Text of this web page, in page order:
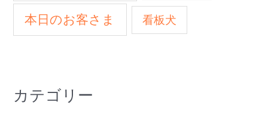
本日のお客さま 看板犬
カテゴリー